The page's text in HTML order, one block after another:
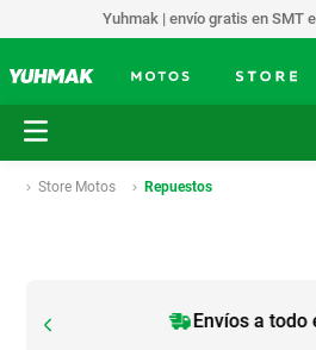
Yuhmak | envío gratis en SMT
Store Motos Repuestos
Envíos a todo